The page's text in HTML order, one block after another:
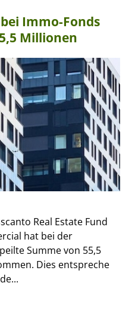
Immo-Fonds
Millionen
Real Estate Fund
hat bei der
Summe von 55,5
Dies entspreche